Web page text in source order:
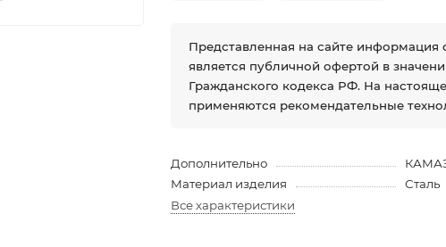
Представленная на сайте информация
является публичной офертой в
Гражданского кодекса РФ. На
применяются рекомендательные
Дополнительно
Материал изделия
Сталь
Все характеристики